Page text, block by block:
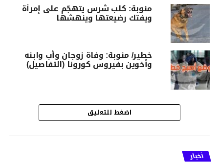
منوبة: كلب شرس يتهجّم على إمرأة
ويفتك رضيعتها وينهشها
خطير/ منوبة: وفاة زوجان وأب وابنه
وأخوين بفيروس كورونا (التفاصيل)
اضغط للتعليق
أخبار